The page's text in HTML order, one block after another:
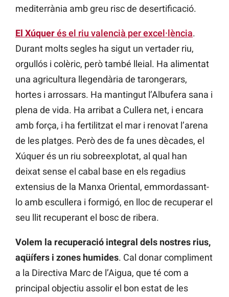
mediterrània amb greu risc de desertificació.
El Xúquerés el riu valencià per excel·lència.
Durant molts segles ha sigut un vertader riu,
orgullós i colèric, però també lleial. Ha alimentat
una agricultura llegendària de tarongerars,
hortes i arrossars. Ha mantingut l’Albufera sana i
plena de vida. Ha arribat a Cullera net, i encara
amb força, i ha fertilitzat el mar i renovat l’arena
de les platges. Però des de fa unes dècades, el
Xúquer és un riu sobreexplotat, al qual han
deixat sense el cabal base en els regadius
extensius de la Manxa Oriental, emmordassant-
lo amb escullera i formigó, en lloc de recuperar el
seu llit recuperant el bosc de ribera.
Volem la recuperació integral dels nostres rius,
aqüífers i zones humides. Cal donar compliment
a la Directiva Marc de l’Aigua, que té com a
principal objectiu assolir el bon estat de les